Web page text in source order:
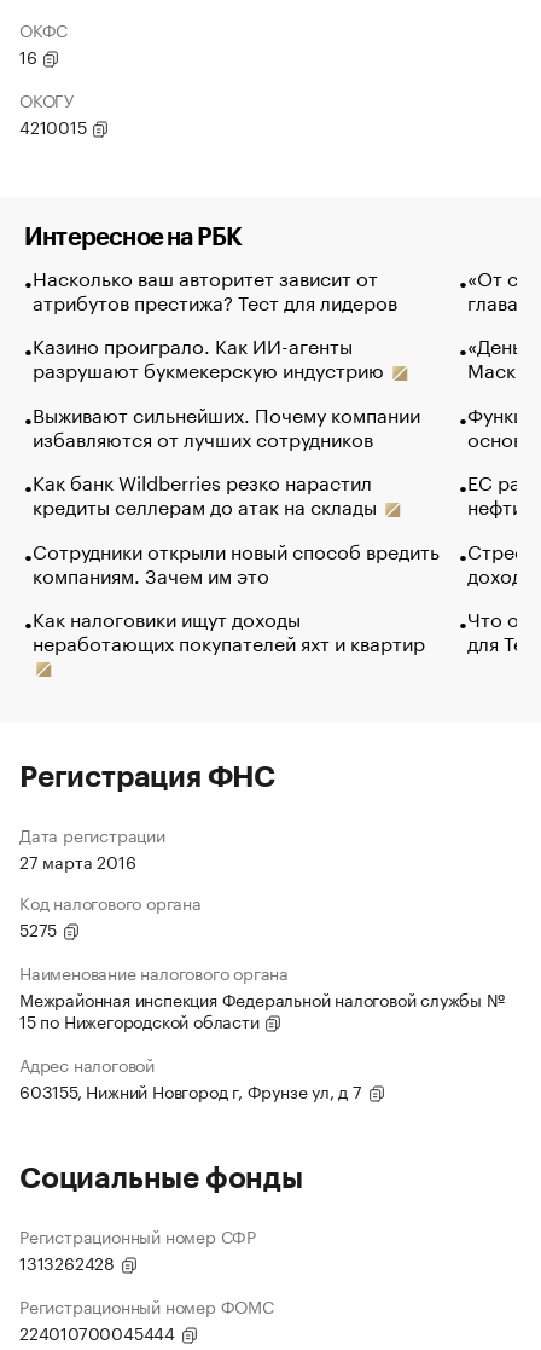
ОКФС
16
ОКОГУ
4210015
Интересное на РБК
Насколько ваш авторитет зависит от
атрибутов престижа? Тест для лидеров
Казино проиграло. Как ИИ-агенты
разрушают букмекерскую индустрию
Выживают сильнейших. Почему компании
избавляются от лучших сотрудников
Как банк Wildberries резко нарастил
кредиты селлерам до атак на склады
Сотрудники открыли новый способ вредить
компаниям. Зачем им это
Как налоговики ищут доходы
неработающих покупателей яхт и квартир
«От
глава
Маск в
основ
ЕС
нефти
Что
для
Регистрация ФНС
Дата регистрации
27 марта 2016
Код налогового органа
5275
Наименование налогового органа
Межрайонная инспекция Федеральной налоговой службы №
15 по Нижегородской области
Адрес налоговой
603155, Нижний Новгород г, Фрунзе ул, д 7
Социальные фонды
Регистрационный номер СФР
1313262428
Регистрационный номер ФОМС
224010700045444